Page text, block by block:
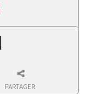
PARTAGER